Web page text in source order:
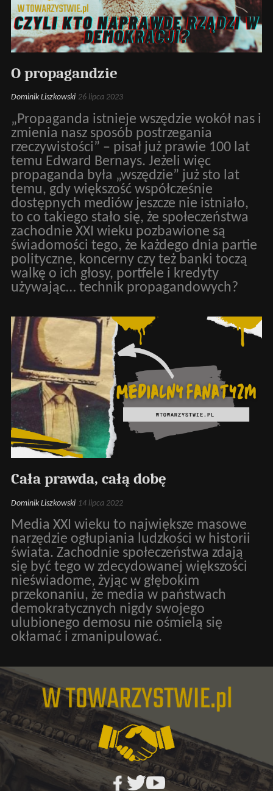
O propagandzie
Dominik Liszkowski 26 lipca 2023
„Propaganda istnieje wszędzie wokół nas i
zmienia nasz sposób postrzegania
rzeczywistości” – pisał już prawie 100 lat
temu Edward Bernays. Jeżeli więc
propaganda była „wszędzie” już sto lat
temu, gdy większość współcześnie
dostępnych mediów jeszcze nie istniało,
to co takiego stało się, że społeczeństwa
zachodnie XXI wieku pozbawione są
świadomości tego, że każdego dnia partie
polityczne, koncerny czy też banki toczą
walkę o ich głosy, portfele i kredyty
używając… technik propagandowych?
Cała prawda, całą dobę
Dominik Liszkowski 14 lipca 2022
Media XXI wieku to największe masowe
narzędzie ogłupiania ludzkości w historii
świata. Zachodnie społeczeństwa zdają
się być tego w zdecydowanej większości
nieświadome, żyjąc w głębokim
przekonaniu, że media w państwach
demokratycznych nigdy swojego
ulubionego demosu nie ośmielą się
okłamać i zmanipulować.